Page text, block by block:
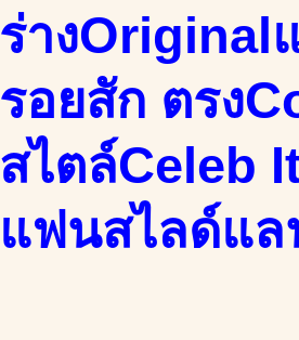
ร่างOriginal
รอยสัก ตรง
สไตล์Celeb
แฟนสไลด์แล